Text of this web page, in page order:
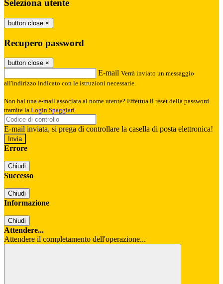
Seleziona utente
button close ×
Recupero password
button close ×
E-mail Verrà inviato un messaggio
all'indirizzo indicato con le istruzioni necessarie.
Non hai una e-mail associata al nome utente? Effettua il reset della password
tramite la Login Spaggiari
E-mail inviata, si prega di controllare la casella di posta elettronica!
Errore
Chiudi
Successo
Chiudi
Informazione
Chiudi
Attendere...
Attendere il completamento dell'operazione...